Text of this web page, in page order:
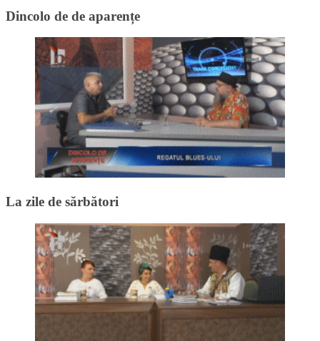
Dincolo de de aparențe
La zile de sărbători